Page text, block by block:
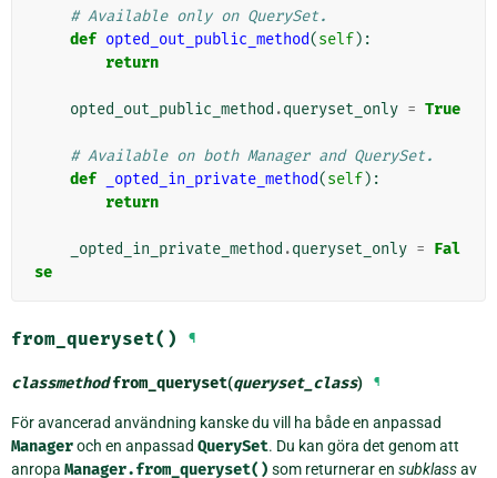
# Available only on QuerySet.
def opted_out_public_method(self):
return
opted_out_public_method .queryset_only = True
# Available on both Manager and QuerySet.
def
_opted_in_private_method(self):
return
_opted_in_private_method .queryset_only = Fal
se
from_queryset() ¶
classmethod from_queryset(queryset_class) ¶
För avancerad användning kanske du vill ha både en anpassad
Manageroch en anpassad QuerySet. Du kan göra det genom att
anropa Manager.from_queryset() som returnerar en subklassav